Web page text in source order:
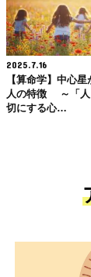
2025.7.16
【算命学】中心
人の特徴 ～「人
切にする心…